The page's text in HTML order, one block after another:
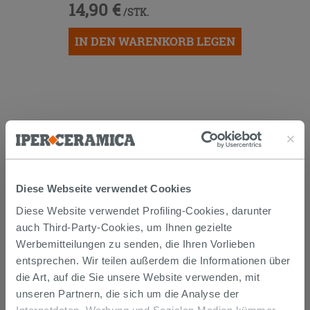
Diese Webseite verwendet Cookies
Diese Website verwendet Profiling-Cookies, darunter
auch Third-Party-Cookies, um Ihnen gezielte
Werbemitteilungen zu senden, die Ihren Vorlieben
entsprechen. Wir teilen außerdem die Informationen über
die Art, auf die Sie unsere Website verwenden, mit
unseren Partnern, die sich um die Analyse der
14,90 € /STK.
IN DEN WARENKORB LEGEN
Versand
Die Waren werden normalerweise innerhalb von 15
Werktagen ab der Auftragsbestätigung zum Versand
gebracht.
Musterstücke werden normalerweise innerhalb von
Tagen geliefert.
Der Versand der online gekauften Produkte wird